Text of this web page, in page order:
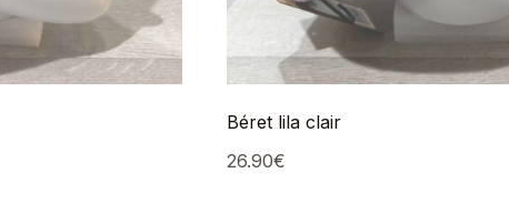
Béret lila clair
26.90€